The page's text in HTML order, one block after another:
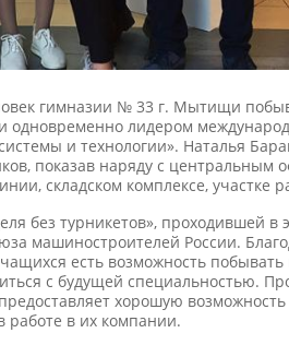
гимназии № 33 г. Мытищи
одновременно лидером
и технологии». Наталья
показав наряду с центральным
складском комплексе, участке
без турникетов», проходившей в
машиностроителей России.
есть возможность побывать
с будущей специальностью.
хорошую
работе в их компании.